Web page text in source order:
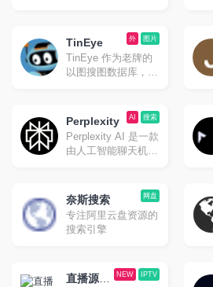
香」这样的日常问
题，还是「如何找到
人生的意义」这样的
哲学问题。如果不会
在上面搜一搜往往就
会有惊喜。甚至当作
茶余饭后随便网上冲
图片
外
TinEye
TinEye 作为老牌的
以图搜图数据库，如
高分辨率的图片，使
用起来感觉还是相当
靠谱的。
搜索
AI
Perplexity
Perplexity AI 是一款
由人工智能聊天机器
自然语言预测文字回
答查询。类似国内的
秘塔搜
网盘
奈斯搜索
专注阿里云盘资源的
搜索引擎
IPTV
NEW
直播源搜